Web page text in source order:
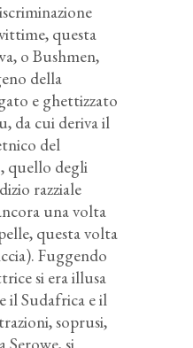
questa
o Bushmen,
della
e ghettizzato
da cui deriva il
del
quello degli
razziale
una volta
questa volta
Fuggendo
si era illusa
il Sudafrica e il
soprusi,